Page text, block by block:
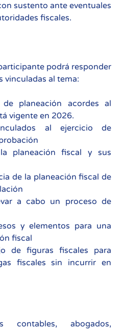
sustento ante eventuales
fiscales.
podrá responder
vinculadas al tema:
de planeación acordes al
vigente en 2026.
al ejercicio de
planeación fiscal y sus
de la planeación fiscal de
a cabo un proceso de
y elementos para una
fiscal
de figuras fiscales para
fiscales sin incurrir en
contables, abogados,